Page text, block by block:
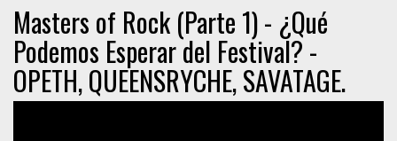
Masters of Rock (Parte 1) - ¿Qué
Podemos Esperar del Festival? -
OPETH, QUEENSRYCHE, SAVATAGE.